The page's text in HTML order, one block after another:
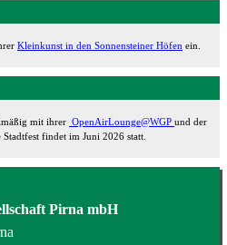
Kleinkunst in den Sonnensteiner Höfen ein.
mit ihrer OpenAirLounge@WGP und der
Stadtfest findet im Juni 2026 statt.
Pirna mbH